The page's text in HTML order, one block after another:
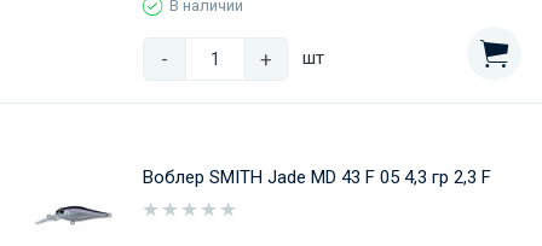
В наличии
- + шт
Воблер SMITH Jade MD 43 F 05 4,3 гр 2,3 F